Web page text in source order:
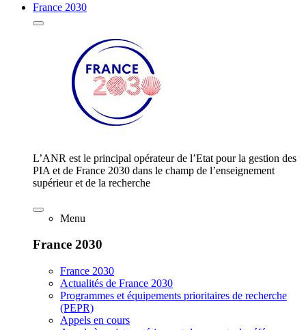
France 2030
L’ANR est le principal opérateur de l’Etat pour la gestion des
PIA et de France 2030 dans le champ de l’enseignement
supérieur et de la recherche
Menu
France 2030
France 2030
Actualités de France 2030
Programmes et équipements prioritaires de recherche
(PEPR)
Appels en cours